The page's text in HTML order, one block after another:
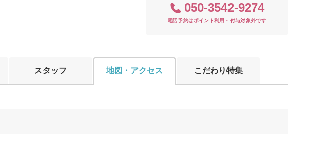
050-3542-9274
電話予約はポイント利用・付与対象外です
スタッフ 地図・アクセス こだわり特集